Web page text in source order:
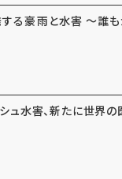
する豪雨と水害 ～誰
シュ水害、新たに世界